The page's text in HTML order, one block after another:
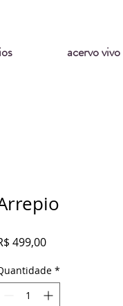
acervo vivo
499,00Preço
*